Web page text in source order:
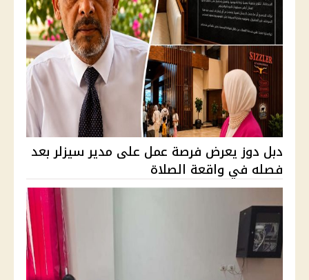
دبل دوز يعرض فرصة عمل على مدير سيزلر بعد
فصله في واقعة الصلاة